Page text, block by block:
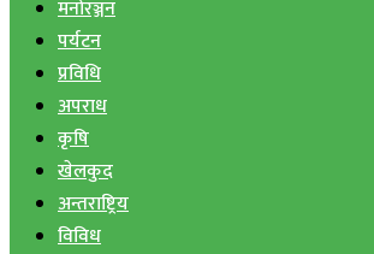
मनोरञ्जन
पर्यटन
प्रविधि
अपराध
कृषि
खेलकुद
अन्तराष्ट्रिय
विविध